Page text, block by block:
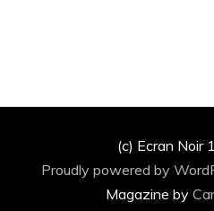
(c) Ecran Noir
Proudly powered by
Magazine by